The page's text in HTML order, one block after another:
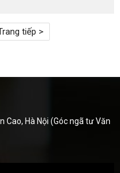
tiếp >
Cao, Hà Nội (Góc ngã tư Văn